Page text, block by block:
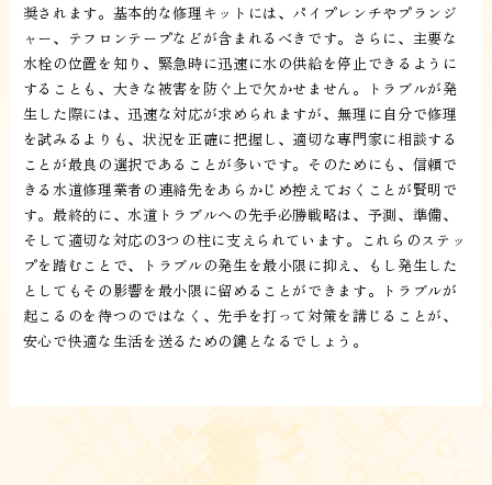
奨されます。基本的な修理キットには、パイプレンチやプランジ
ャー、テフロンテープなどが含まれるべきです。さらに、主要な
水栓の位置を知り、緊急時に迅速に水の供給を停止できるように
することも、大きな被害を防ぐ上で欠かせません。トラブルが発
生した際には、迅速な対応が求められますが、無理に自分で修理
を試みるよりも、状況を正確に把握し、適切な専門家に相談する
ことが最良の選択であることが多いです。そのためにも、信頼で
きる水道修理業者の連絡先をあらかじめ控えておくことが賢明で
す。最終的に、水道トラブルへの先手必勝戦略は、予測、準備、
そして適切な対応の3つの柱に支えられています。これらのステッ
プを踏むことで、トラブルの発生を最小限に抑え、もし発生した
としてもその影響を最小限に留めることができます。トラブルが
起こるのを待つのではなく、先手を打って対策を講じることが、
安心で快適な生活を送るための鍵となるでしょう。